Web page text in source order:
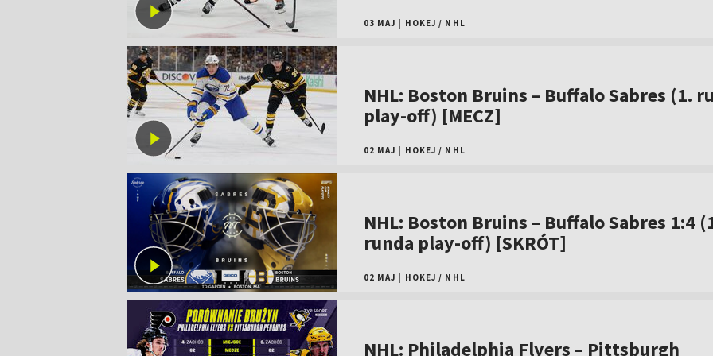
03 MAJ HOKEJ / NHL
NHL: Boston Bruins – Buffalo Sabres (1.
play-off) [MECZ]
02 MAJ HOKEJ / NHL
NHL: Boston Bruins – Buffalo Sabres 1:4
runda play-off) [SKRÓT]
02 MAJ HOKEJ / NHL
NHL: Philadelphia Flyers – Pittsburgh